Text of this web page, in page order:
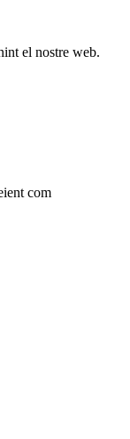
el nostre web.
com